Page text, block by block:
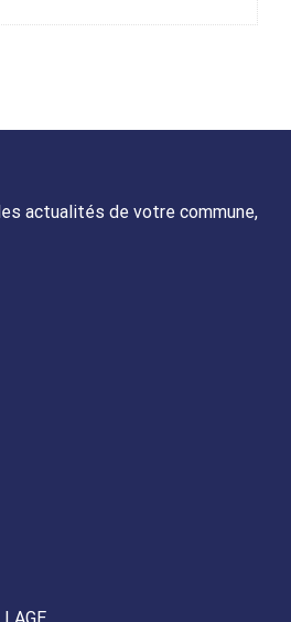
actualités de votre commune,